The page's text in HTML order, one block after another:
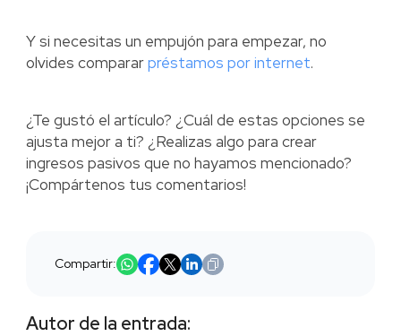
Y si necesitas un empujón para empezar, no
olvides compararpréstamos por internet.
¿Te gustó el artículo? ¿Cuál de estas opciones se
ajusta mejor a ti? ¿Realizas algo para crear
ingresos pasivos que no hayamos mencionado?
¡Compártenos tus comentarios!
Compartir:
Autor de la entrada: